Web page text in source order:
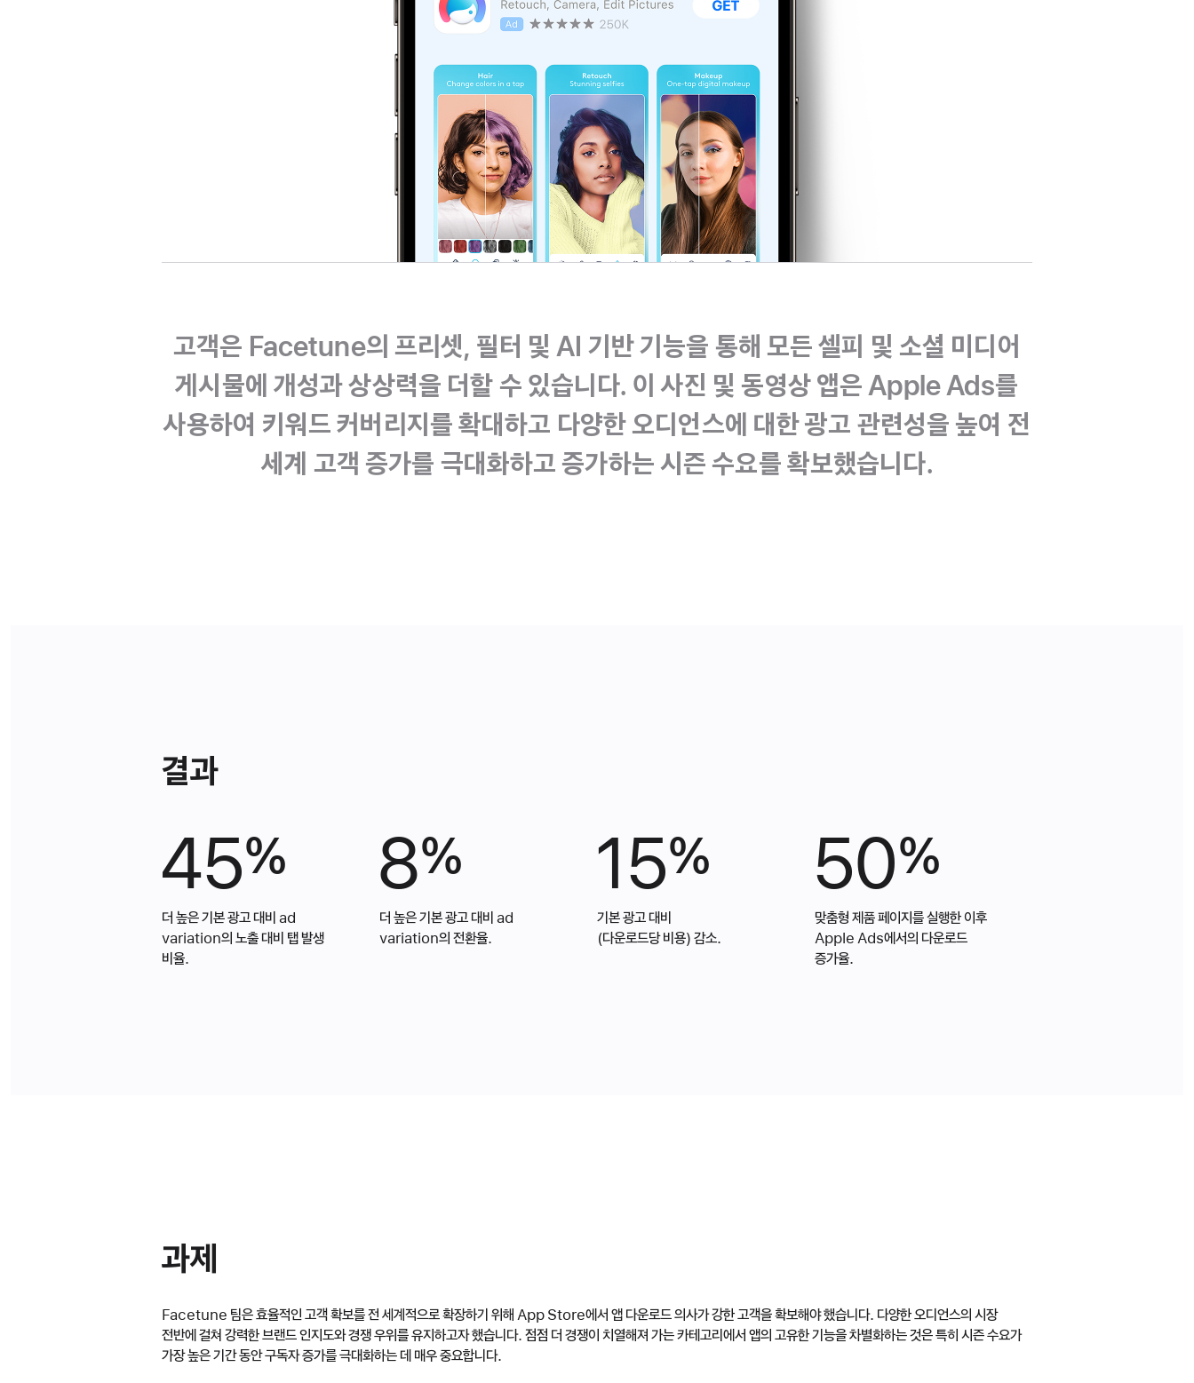
고객은 Facetune의 프리셋, 필터 및 AI 기반 기능을 통해 모든 셀피 및 소셜 미디어
게시물에 개성과 상상력을 더할 수 있습니다. 이 사진 및 동영상 앱은 Apple Ads를
사용하여 키워드 커버리지를 확대하고 다양한 오디언스에 대한 광고 관련성을 높여 전
세계 고객 증가를 극대화하고 증가하는 시즌 수요를 확보했습니다.
결과
45%
더 높은 기본 광고 대비 ad
variation의 노출 대비 탭 발생
비율.
8%
더 높은 기본 광고 대비 ad
variation의 전환율.
15%
기본 광고 대비
(다운로드당 비용) 감소.
50%
맞춤형 제품 페이지를 실행한 이후
Apple Ads에서의 다운로드
증가율.
과제
Facetune 팀은 효율적인 고객 확보를 전 세계적으로 확장하기 위해 App Store에서 앱 다운로드 의사가 강한 고객을 확보해야 했습니다. 다양한 오디언스의 시장
전반에 걸쳐 강력한 브랜드 인지도와 경쟁 우위를 유지하고자 했습니다. 점점 더 경쟁이 치열해져 가는 카테고리에서 앱의 고유한 기능을 차별화하는 것은 특히 시즌 수요가
가장 높은 기간 동안 구독자 증가를 극대화하는 데 매우 중요합니다.